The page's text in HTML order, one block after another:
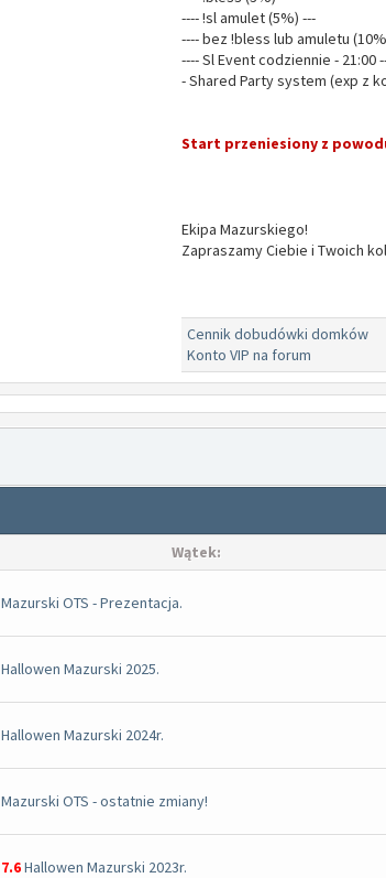
---- !sl amulet (5%) ---
---- bez !bless lub amuletu
---- Sl Event codziennie - 21:00
- Shared Party system (exp z
Start przeniesiony z
Ekipa Mazurskiego!
Zapraszamy Ciebie i Twoich
Cennik dobudówki domków
Konto VIP na forum
Wątek:
Mazurski OTS - Prezentacja.
Hallowen Mazurski 2025.
Hallowen Mazurski 2024r.
Mazurski OTS - ostatnie zmiany!
7.6Hallowen Mazurski 2023r.